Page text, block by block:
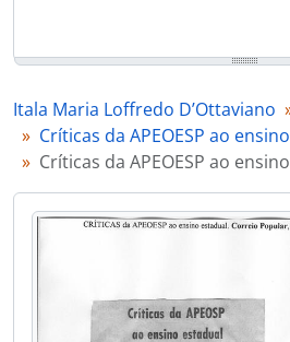
Itala Maria Loffredo D’Ottaviano
Críticas da APEOESP ao
Críticas da APEOESP ao